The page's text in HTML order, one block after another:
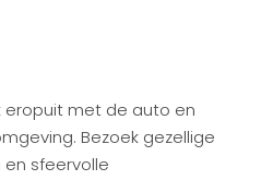
met de auto en
Bezoek gezellige
sfeervolle